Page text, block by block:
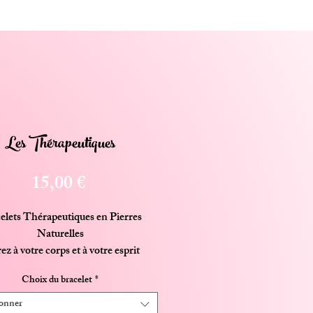
Les Thérapeutiques
15,00 €
Thérapeutiques en Pierres
Naturelles
à votre corps et à votre esprit
thérapeutiques sont conçus
à partir de véritables pierres semi-
Choix du bracelet*